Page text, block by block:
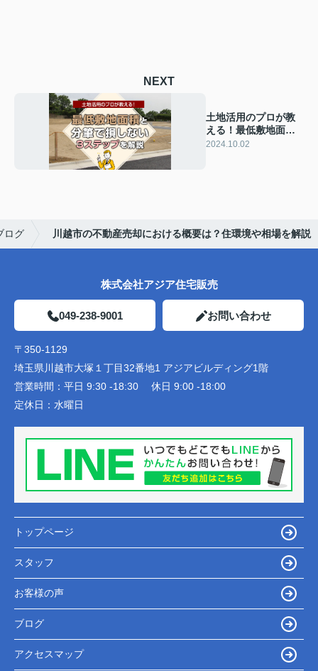
NEXT
土地活用のプロが教
える！最低敷地面積
と分筆で損しない3ス
2024.10.02
ログ 川越市の不動産売却における概要は？住環境や相場を解説
株式会社アジア住宅販売
049-238-9001 お問い合わせ
〒350-1129
埼玉県川越市大塚１丁目32番地1 アジアビルディング1階
営業時間： 平日 9:30 -18:30 休日 9:00 -18:00
定休日： 水曜日
トップページ
スタッフ
お客様の声
ブログ
アクセスマップ